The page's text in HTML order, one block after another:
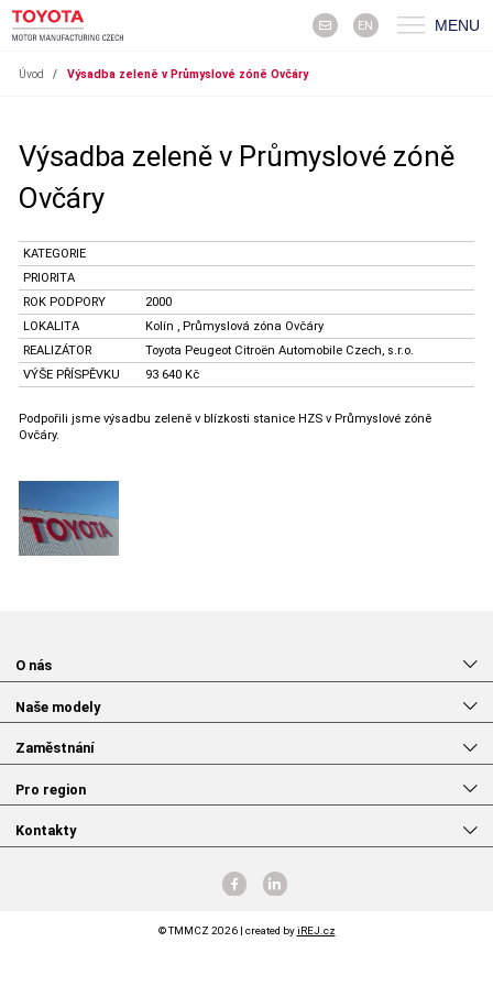
EN MENU
Úvod / Výsadba zeleně v Průmyslové zóně Ovčáry
Výsadba zeleně v Průmyslové zóně
Ovčáry
KATEGORIE
PRIORITA
ROK PODPORY
2000
LOKALITA
Kolín , Průmyslová zóna Ovčáry
REALIZÁTOR
Toyota Peugeot Citroën Automobile Czech, s.r.o.
VÝŠE PŘÍSPĚVKU
93 640 Kč
Podpořili jsme výsadbu zeleně v blízkosti stanice HZS v Průmyslové zóně
Ovčáry.
O nás
Naše modely
Zaměstnání
Pro region
Kontakty
© TMMCZ 2026 | created byiREJ.cz